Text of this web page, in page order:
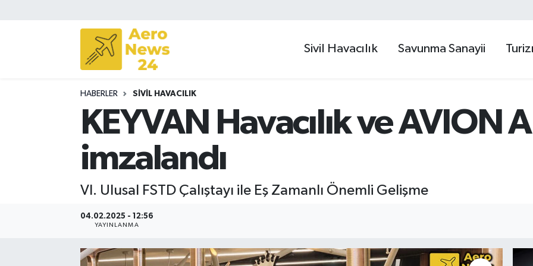
Sivil Havacılık Savunma Sanayii
HABERLER SIVIL HAVACILIK
KEYVAN Havacılık ve AVION
imzalandı
VI. Ulusal FSTD Çalıştayı ile Eş Zamanlı Önemli Gelişme
04.02.2025 - 12:56
YAYINLANMA
Sivil Havacılık